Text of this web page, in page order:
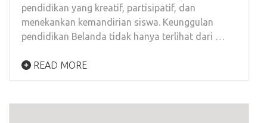
pendidikan yang kreatif, partisipatif, dan
menekankan kemandirian siswa. Keunggulan
pendidikan Belanda tidak hanya terlihat dari …
READ MORE